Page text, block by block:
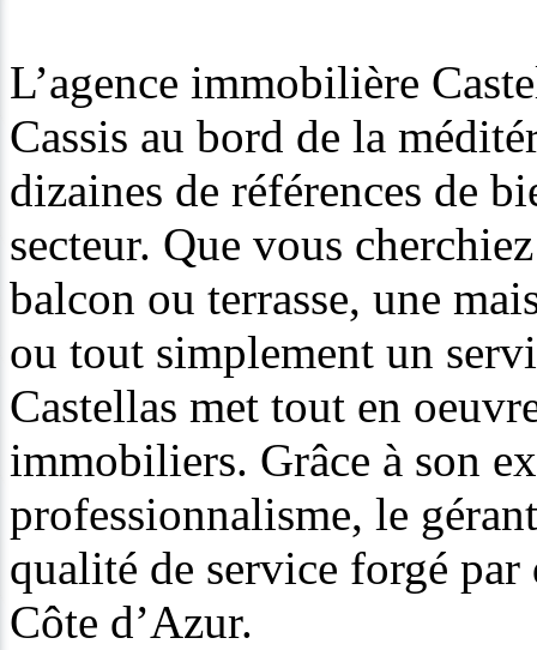
L’agence immobilière
Cassis au bord de la
dizaines de références de
secteur. Que vous
balcon ou terrasse, une
ou tout simplement un
Castellas met tout en
immobiliers. Grâce à son
professionnalisme, le
qualité de service forgé par
Côte d’Azur.